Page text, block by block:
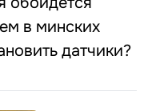
в минских
датчики?